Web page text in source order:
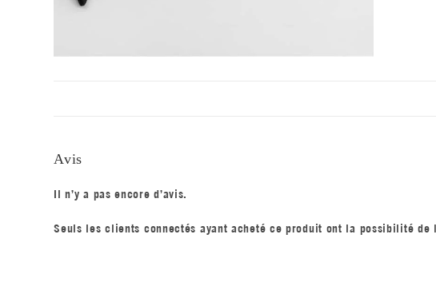
Avis
Il n’y a pas encore d’avis.
Seuls les clients connectés ayant acheté ce produit ont la possibilité de